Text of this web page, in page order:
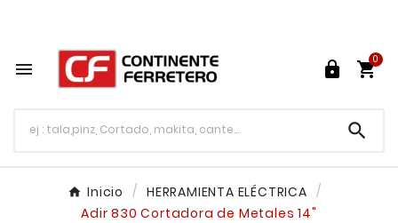
  
0

Inicio
HERRAMIENTA ELÉCTRICA
Adir 830 Cortadora de Metales 14"